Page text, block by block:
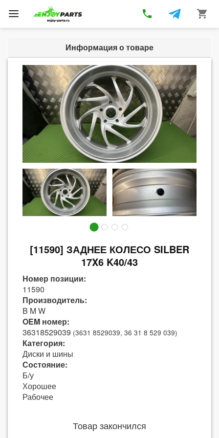
Toggle
navigation
phone shopping_cart
Информация о товаре
[11590] ЗАДНЕЕ КОЛЕСО SILBER
17X6 K40/43
Номер позиции:
11590
Производитель:
B M W
OEM номер:
36318529039 (3631 8529039, 36 31 8 529 039)
Категория:
Диски и шины
Состояние:
Б/у
Хорошее
Рабочее
Товар закончился